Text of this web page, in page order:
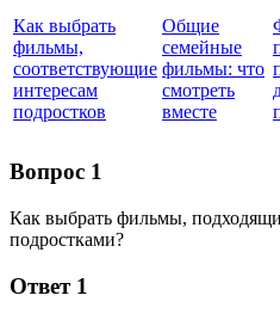
Как выбрать
фильмы,
соответствующие
интересам
подростков
Общие
семейные
фильмы: что
смотреть
вместе
Вопрос 1
Как выбрать фильмы,
подростками?
Ответ 1